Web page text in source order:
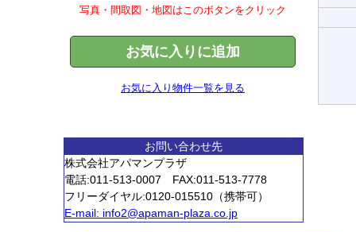
写真・間取図・地図はこのボタンをクリック
お気に入りに追加
お気に入り物件一覧を見る
お問い合わせ先
株式会社アパマンプラザ
電話:011-513-0007 FAX:011-513-7778
フリーダイヤル:0120-015510（携帯可）
E-mail: info2@apaman-plaza.co.jp